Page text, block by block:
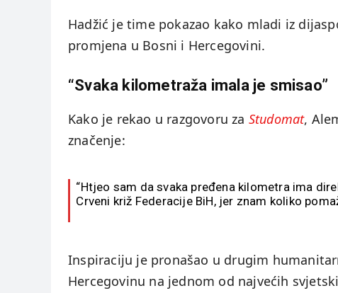
Hadžić je time pokazao kako mladi iz
promjena u Bosni i Hercegovini.
“Svaka kilometraža imala je smisao”
Kako je rekao u razgovoru za Studomat,
značenje:
“Htjeo sam da svaka pređena kilometra ima
Crveni križ Federacije BiH, jer znam koliko
Inspiraciju je pronašao u drugim
Hercegovinu na jednom od najvećih